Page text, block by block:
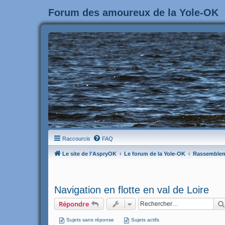
Forum des amoureux de la Yole-OK
Raccourcis FAQ
Le site de l'AspryOK Le forum de la Yole-OK
Navigation en flotte en val de Loire
Répondre
Sujets sans réponse Sujets actifs